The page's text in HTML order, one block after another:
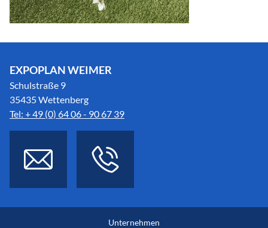
EXPOPLAN WEIMER
Schulstraße 9
35435 Wettenberg
Tel: + 49 (0) 64 06 - 90 67 39
Unternehmen